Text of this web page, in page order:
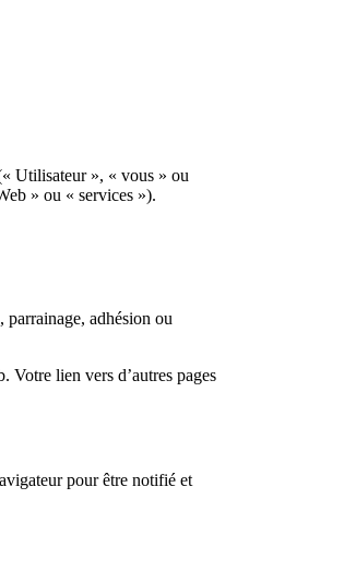
Utilisateur », « vous » ou
» ou « services »).
parrainage, adhésion ou
Votre lien vers d’autres pages
pour être notifié et